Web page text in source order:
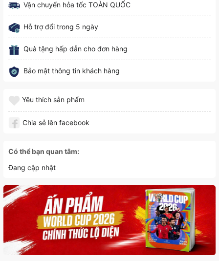
Vận chuyển hỏa tốc TOÀN QUỐC
Hỗ trợ đổi trong 5 ngày
Quà tặng hấp dẫn cho đơn hàng
Bảo mật thông tin khách hàng
Yêu thích sản phẩm
Chia sẻ lên facebook
Có thể bạn quan tâm:
Đang cập nhật